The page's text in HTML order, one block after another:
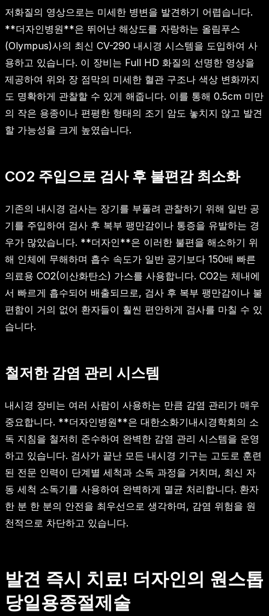
저화질의 영상으로는 미세한 병변을 발견하기 어렵습니다.
**더자인병원**은 뛰어난 해상도를 자랑하는 올림푸스
(Olympus)사의 최신 CV-290 내시경 시스템을 도입하여 사
용하고 있습니다. 이 장비는 Full HD 화질의 선명한 영상을
제공하여 위와 장 점막의 미세한 혈관 구조나 색상 변화까지
도 명확하게 관찰할 수 있게 해줍니다. 이를 통해 0.5cm 미만
의 작은 용종이나 편평한 형태의 조기 암도 놓치지 않고 발견
할 가능성을 크게 높였습니다.
CO2 주입으로 검사 후 불편감 최소화
기존의 내시경 검사는 장기를 부풀려 관찰하기 위해 일반 공
기를 주입하여 검사 후 복부 팽만감이나 통증을 유발하는 경
우가 많았습니다. **더자인**은 이러한 불편을 해소하기 위
해 인체에 무해하며 흡수 속도가 일반 공기보다 150배 빠른
의료용 CO2(이산화탄소) 가스를 사용합니다. CO2는 체내에
서 빠르게 흡수되어 배출되므로, 검사 후 복부 팽만감이나 불
편함이 거의 없어 환자들이 훨씬 편안하게 검사를 마칠 수 있
습니다.
철저한 감염 관리 시스템
내시경 장비는 여러 사람이 사용하는 만큼 감염 관리가 매우
중요합니다. **더자인병원**은 대한소화기내시경학회의 소
독 지침을 철저히 준수하여 완벽한 감염 관리 시스템을 운영
하고 있습니다. 검사가 끝난 모든 내시경 기구는 고도로 훈련
된 전문 인력이 단계별 세척과 소독 과정을 거치며, 최신 자
동 세척 소독기를 사용하여 완벽하게 멸균 처리합니다. 환자
한 분 한 분의 안전을 최우선으로 생각하며, 감염 위험을 원
천적으로 차단하고 있습니다.
발견 즉시 치료! 더자인의 원스톱
당일용종절제술